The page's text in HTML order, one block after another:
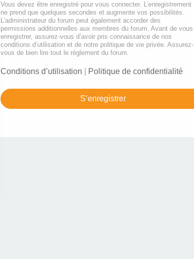
Vous devez être enregistré pour vous connecter. L’enregistrement
ne prend que quelques secondes et augmente vos possibilités.
L’administrateur du forum peut également accorder des
permissions additionnelles aux membres du forum. Avant de vous
enregistrer, assurez-vous d’avoir pris connaissance de nos
conditions d’utilisation et de notre politique de vie privée. Assurez-
vous de bien lire tout le règlement du forum.
Conditions d’utilisation Politique de confidentialité
S’enregistrer